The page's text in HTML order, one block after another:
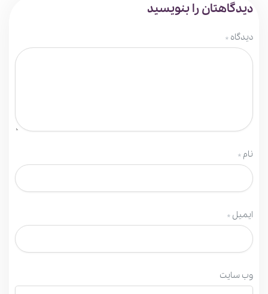
دیدگاهتان را بنویسید
دیدگاه *
نام *
ایمیل *
وب‌ سایت